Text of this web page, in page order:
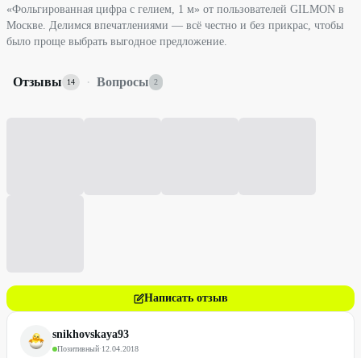
«Фольгированная цифра с гелием, 1 м» от пользователей GILMON в
Москве. Делимся впечатлениями — всё честно и без прикрас, чтобы
было проще выбрать выгодное предложение.
Отзывы 14 · Вопросы 2
Написать отзыв
snikhovskaya93
Позитивный·12.04.2018